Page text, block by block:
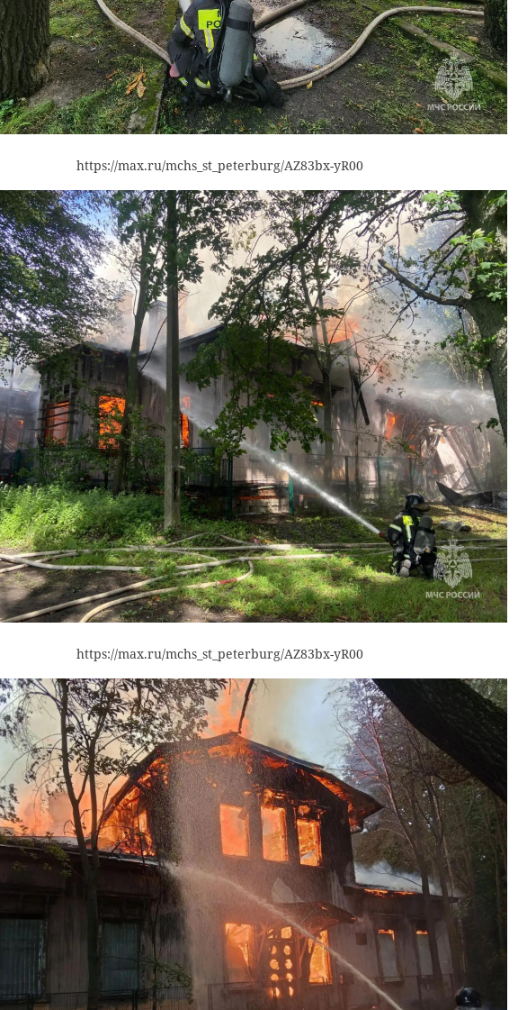
https://max.ru/mchs_st_peterburg/AZ83bx-yR00
https://max.ru/mchs_st_peterburg/AZ83bx-yR00